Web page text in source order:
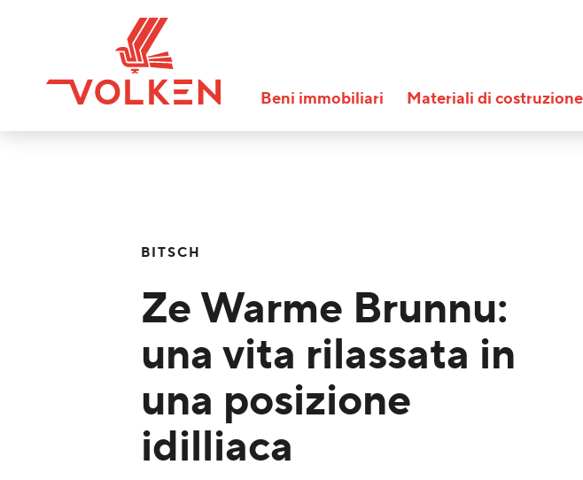
Beni immobiliari Materiali di costruzione
BITSCH
Ze Warme Brunnu:
una vita rilassata in
una posizione
idilliaca